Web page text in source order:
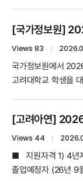
자율주행에 필요한
선보인 이후 서울,
서비스를 운영하고
있습니다. 4. 근무환
자율적이고 주도적
도서구입비 지원 -
방법 라이드플럭스
-기업 홈페이지:
https://
참고해 주시기 바랍
지원 방법 사람인 온
(https://
recruit@fnc-
Views 83 ｜
국가정보원에서
고려대학교 학생을
10:00 ~ 11:30 ■ 장
확정자 대상 상세
신청방법 SSC 홈
캠퍼스 리크루팅 →
Views 44 ｜
■ 지원자격 1) 4년
졸업예정자 (26년 9